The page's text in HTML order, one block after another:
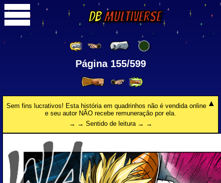
DBMultiverse
Página 155/599
Sem fins lucrativos! Esta história em quadrinhos não é vendida online
e seu autor NÃO recebe remuneração por ela.
→ → Sentido de leitura → →